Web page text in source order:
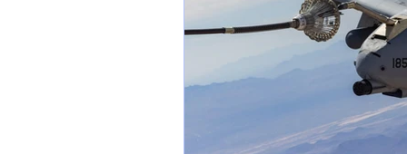
1 er avril Motorisation